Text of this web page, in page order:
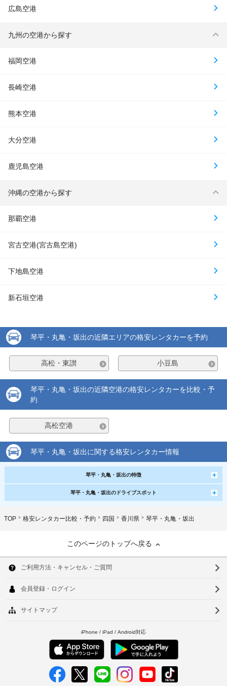
広島空港
九州の空港から探す
福岡空港
長崎空港
熊本空港
大分空港
鹿児島空港
沖縄の空港から探す
那覇空港
宮古空港(宮古島空港)
下地島空港
新石垣空港
琴平・丸亀・坂出の近隣エリアの格安レンタカーを予約
高松・東讃 小豆島
琴平・丸亀・坂出の近隣空港の格安レンタカーを比較・予
約
高松空港
琴平・丸亀・坂出に関する格安レンタカー情報
琴平・丸亀・坂出の特徴
琴平・丸亀・坂出のドライブスポット
TOP 格安レンタカー比較・予約 四国 香川県 琴平・丸亀・坂出
このページのトップへ戻る